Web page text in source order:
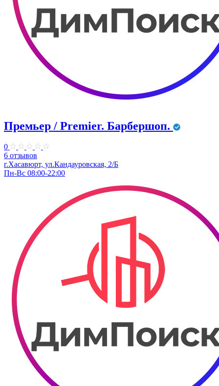
Премьер / Premier. Барбершоп.
0
6 отзывов
г.Хасавюрт, ул.​Кандауровская, 2/Б
Пн-Вс 08:00-22:00